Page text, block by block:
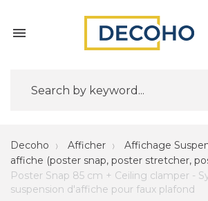

Decoho Afficher Affichage
affiche (poster snap, poster stretcher,
Poster Snap 85 cm + Ceiling clamper -
suspension d'affiche pour faux plafond